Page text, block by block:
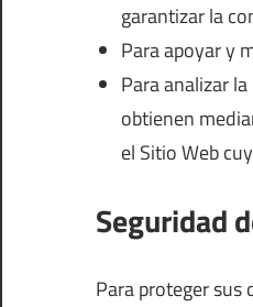
garantizar la
Para apoyar y
Para analizar
obtienen
el Sitio Web
Seguridad
Para proteger sus